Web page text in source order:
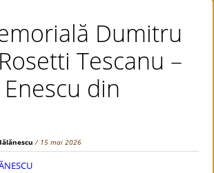
Dumitru
Tescanu –
din
/ 15 mai 2026